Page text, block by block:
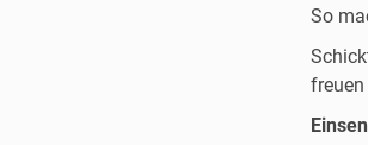
So
freuen